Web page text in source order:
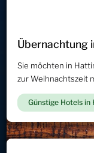
Übernachtung
Sie möchten in
zur Weihnachtszeit
Günstige Hotels in